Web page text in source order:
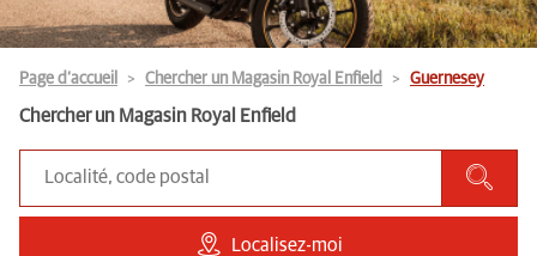
Page d’accueil Chercher un Magasin Royal Enfield Guernesey
Chercher un Magasin Royal Enfield
Localisez-moi